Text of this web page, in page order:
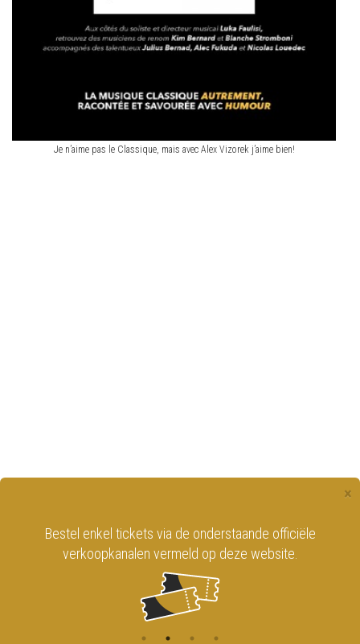
Je n’aime pas le Classique, mais avec Alex Vizorek j’aime bien!
×
Bestel enkel tickets via de onderstaande officiële
verkoopkanalen vermeld op deze website.